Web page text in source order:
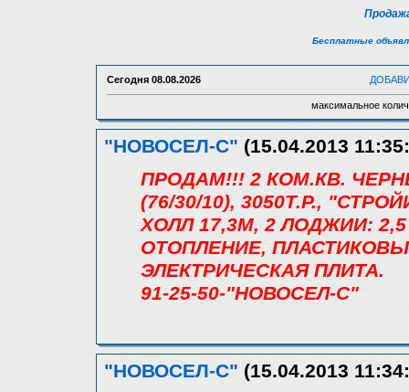
Бесплатные
Сегодня 08.08.2026
максимальное
"НОВОСЕЛ-С" (15.04.2013
ПРОДАМ!!! 2 КОМ.КВ.
(76/30/10), 3050Т.Р.,
ХОЛЛ 17,3М, 2 ЛОДЖИИ:
ОТОПЛЕНИЕ,
ЭЛЕКТРИЧЕСКАЯ ПЛИТА.
91-25-50-"НОВОСЕЛ-С"
"НОВОСЕЛ-С" (15.04.2013